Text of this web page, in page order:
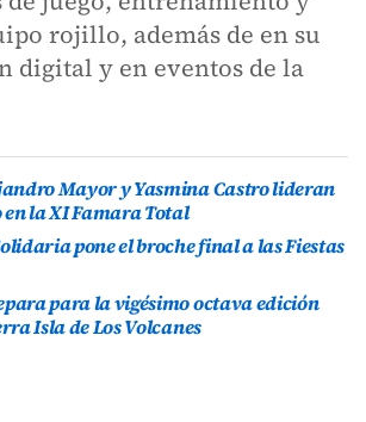
rojillo, además de en su
digital y en eventos de la
Mayor y Yasmina Castro lideran
la XI Famara Total
pone el broche final a las Fiestas
para la vigésimo octava edición
Isla de Los Volcanes